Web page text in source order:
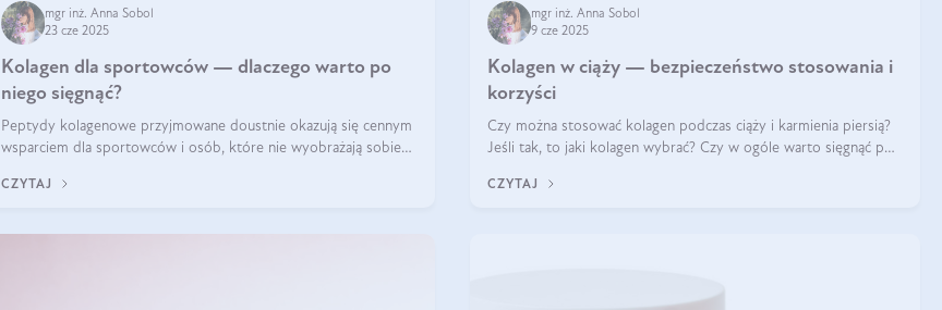
mgr inż. Anna Sobol
23 cze 2025
Kolagen dla sportowców — dlaczego warto po
niego sięgnąć?
Peptydy kolagenowe przyjmowane doustnie okazują się cennym
wsparciem dla sportowców i osób, które nie wyobrażają sobie
CZYTAJ
mgr inż. Anna Sobol
9 cze 2025
Kolagen w ciąży — bezpieczeństwo stosowania i
korzyści
Czy można stosować kolagen podczas ciąży i karmienia piersią?
Jeśli tak, to jaki kolagen wybrać? Czy w ogóle warto sięgnąć po
CZYTAJ